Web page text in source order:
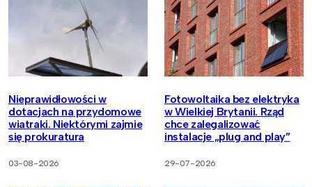
Nieprawidłowości w
dotacjach na przydomowe
wiatraki. Niektórymi zajmie
się prokuratura
03-08-2026
Fotowoltaika bez elektryka
w Wielkiej Brytanii. Rząd
chce zalegalizować
instalacje „plug and play”
29-07-2026